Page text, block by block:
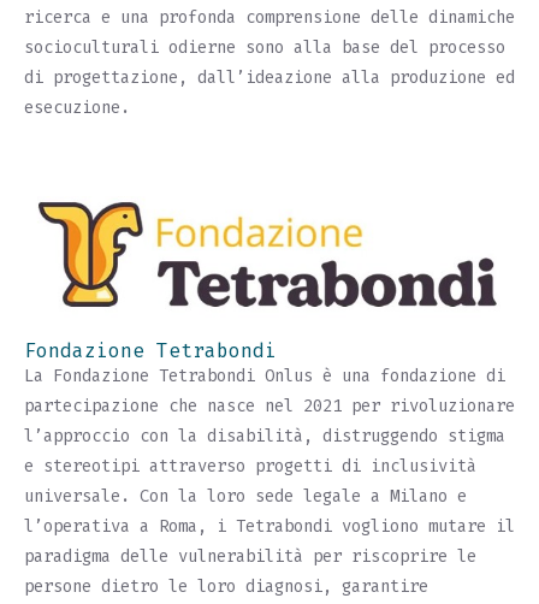
ricerca e una profonda comprensione delle dinamiche
socioculturali odierne sono alla base del processo
di progettazione, dall’ideazione alla produzione ed
esecuzione.
Fondazione Tetrabondi
La Fondazione Tetrabondi Onlus è una fondazione di
partecipazione che nasce nel 2021 per rivoluzionare
l’approccio con la disabilità, distruggendo stigma
e stereotipi attraverso progetti di inclusività
universale. Con la loro sede legale a Milano e
l’operativa a Roma, i Tetrabondi vogliono mutare il
paradigma delle vulnerabilità per riscoprire le
persone dietro le loro diagnosi, garantire